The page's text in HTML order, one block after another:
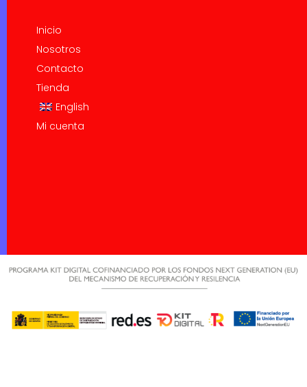
Inicio
Nosotros
Contacto
Tienda
English
Mi cuenta